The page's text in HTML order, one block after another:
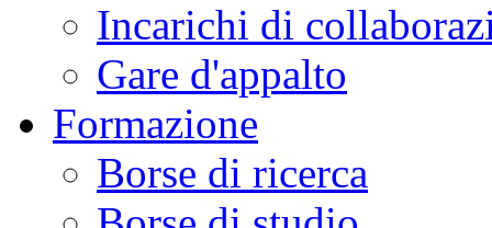
Incarichi di
Gare d'appalto
Formazione
Borse di ricerca